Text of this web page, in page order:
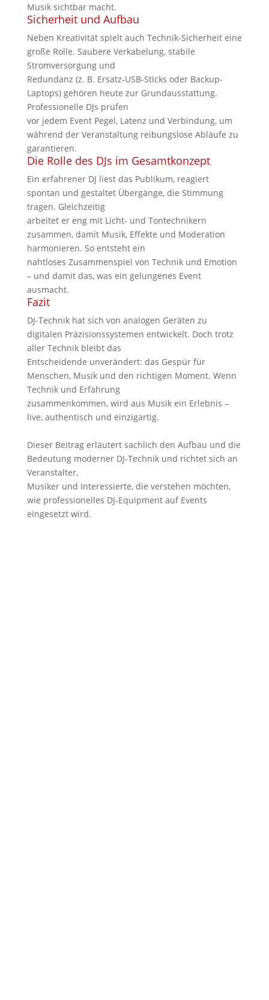
Musik sichtbar macht.
Sicherheit und Aufbau
Neben Kreativität spielt auch Technik-Sicherheit eine
große Rolle. Saubere Verkabelung, stabile
Stromversorgung und
Redundanz (z. B. Ersatz-USB-Sticks oder Backup-
Laptops) gehören heute zur Grundausstattung.
Professionelle DJs prüfen
vor jedem Event Pegel, Latenz und Verbindung, um
während der Veranstaltung reibungslose Abläufe zu
garantieren.
Die Rolle des DJs im Gesamtkonzept
Ein erfahrener DJ liest das Publikum, reagiert
spontan und gestaltet Übergänge, die Stimmung
tragen. Gleichzeitig
arbeitet er eng mit Licht- und Tontechnikern
zusammen, damit Musik, Effekte und Moderation
harmonieren. So entsteht ein
nahtloses Zusammenspiel von Technik und Emotion
– und damit das, was ein gelungenes Event
ausmacht.
Fazit
DJ-Technik hat sich von analogen Geräten zu
digitalen Präzisionssystemen entwickelt. Doch trotz
aller Technik bleibt das
Entscheidende unverändert: das Gespür für
Menschen, Musik und den richtigen Moment. Wenn
Technik und Erfahrung
zusammenkommen, wird aus Musik ein Erlebnis –
live, authentisch und einzigartig.
Dieser Beitrag erläutert sachlich den Aufbau und die
Bedeutung moderner DJ-Technik und richtet sich an
Veranstalter,
Musiker und Interessierte, die verstehen möchten,
wie professionelles DJ-Equipment auf Events
eingesetzt wird.